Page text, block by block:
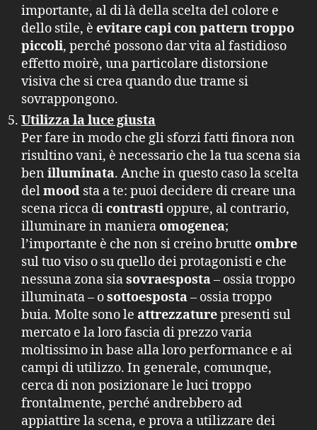
importante, al di là della scelta del colore e
dello stile, è evitare capi con pattern troppo
piccoli, perché possono dar vita al fastidioso
effetto moirè, una particolare distorsione
visiva che si crea quando due trame si
sovrappongono.
Utilizza la luce giusta
Per fare in modo che gli sforzi fatti finora non
risultino vani, è necessario che la tua scena sia
ben illuminata. Anche in questo caso la scelta
delmood sta a te: puoi decidere di creare una
scena ricca dicontrasti oppure, al contrario,
illuminare in manieraomogenea;
l’importante è che non si creino brutte ombre
sul tuo viso o su quello dei protagonisti e che
nessuna zona siasovraesposta– ossia troppo
illuminata – osottoesposta– ossia troppo
buia. Molte sono le attrezzaturepresenti sul
mercato e la loro fascia di prezzo varia
moltissimo in base alla loro performance e ai
campi di utilizzo. In generale, comunque,
cerca di non posizionare le luci troppo
frontalmente, perché andrebbero ad
appiattire la scena, e prova a utilizzare dei